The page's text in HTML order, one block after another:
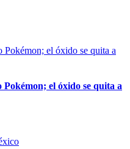
el óxido se quita a